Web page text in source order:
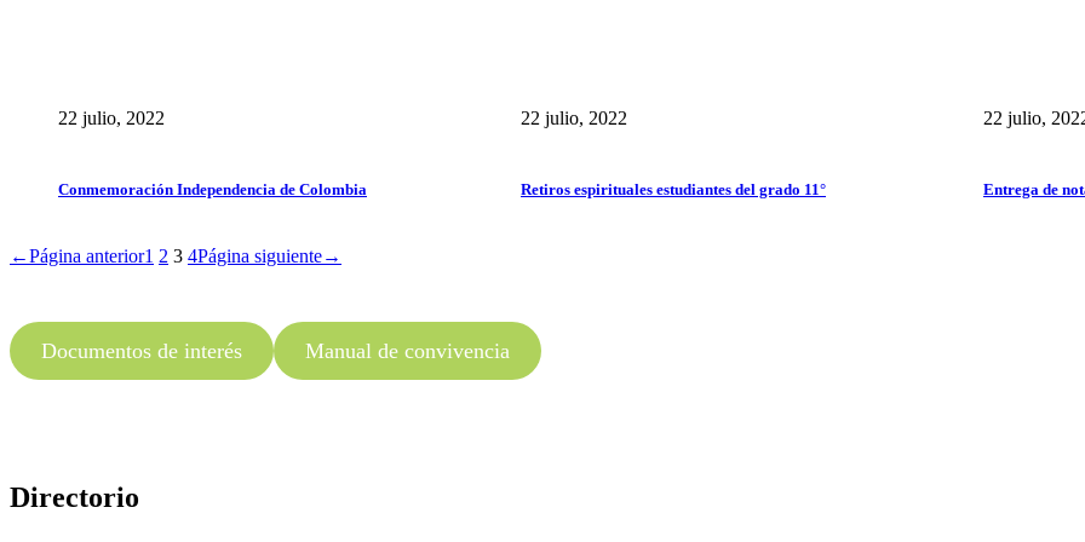
22 julio, 2022
Conmemoración Independencia de Colombia
22 julio, 2022
Retiros espirituales estudiantes del grado 11°
22 julio,
Entrega de
←Página anterior1 2 3 4Página siguiente→
Documentos de interés Manual de convivencia
Directorio